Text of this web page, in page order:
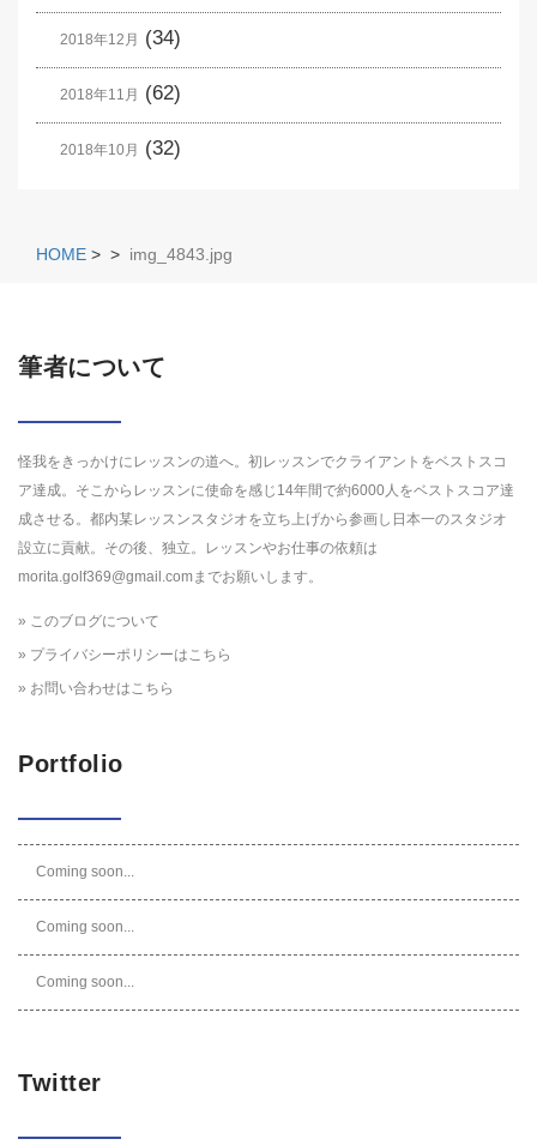
2018年12月 (34)
2018年11月 (62)
2018年10月 (32)
HOME > > img_4843.jpg
筆者について
怪我をきっかけにレッスンの道へ。初レッスンでクライアントをベストスコ
ア達成。そこからレッスンに使命を感じ14年間で約6000人をベストスコア達
成させる。都内某レッスンスタジオを立ち上げから参画し日本一のスタジオ
設立に貢献。その後、独立。レッスンやお仕事の依頼は
morita.golf369@gmail.comまでお願いします。
» このブログについて
» プライバシーポリシーはこちら
» お問い合わせはこちら
Portfolio
Coming soon...
Coming soon...
Coming soon...
Twitter